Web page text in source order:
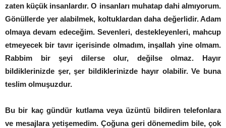
zaten küçük insanlardır. O insanları muhatap dahi almıyorum.
Gönüllerde yer alabilmek, koltuklardan daha değerlidir. Adam
olmaya devam edeceğim. Sevenleri, destekleyenleri, mahcup
etmeyecek bir tavır içerisinde olmadım, inşallah yine olmam.
Rabbim bir şeyi dilerse olur, değilse olmaz. Hayır
bildiklerinizde şer, şer bildiklerinizde hayır olabilir. Ve buna
teslim olmuşuzdur.
Bu bir kaç gündür kutlama veya üzüntü bildiren telefonlara
ve mesajlara yetişemedim. Çoğuna geri dönemedim bile, çok